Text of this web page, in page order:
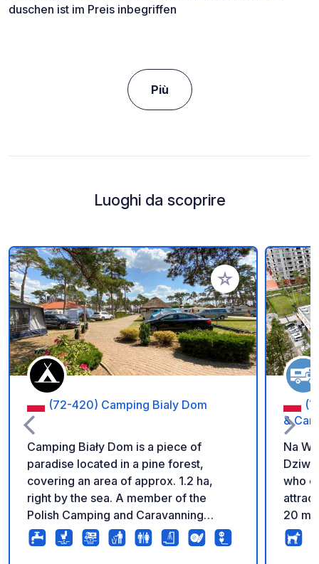
duschen ist im Preis inbegriffen
Più
Luoghi da scoprire
Aggiungi ai tuoi
(72-420) Camping Bialy Dom
Camping Biały Dom is a piece of
paradise located in a pine forest,
covering an area of approx. 1.2 ha,
right by the sea. A member of the
Polish Camping and Caravanning
Federation, multiple winner of the
‘Mister Camping’ award, with a large
&
Na
who
20